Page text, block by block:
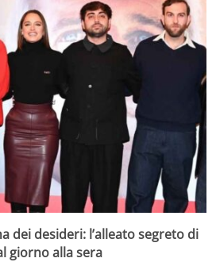
dei desideri: l’alleato segreto di
giorno alla sera